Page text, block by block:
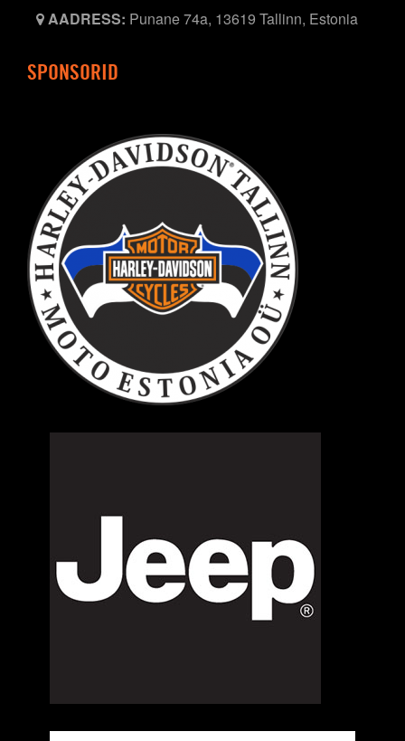
AADRESS: Punane 74a, 13619 Tallinn, Estonia
SPONSORID